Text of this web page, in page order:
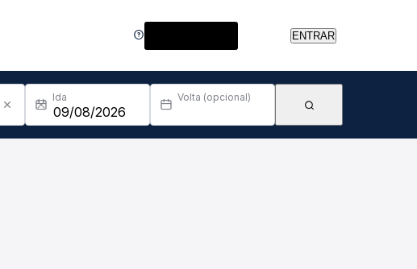
ENTRAR
Ida Volta (opcional)